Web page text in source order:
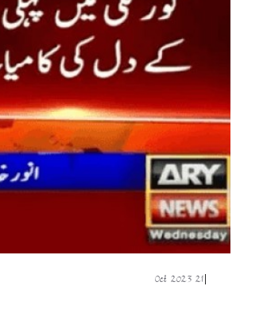
21 Oct 2023